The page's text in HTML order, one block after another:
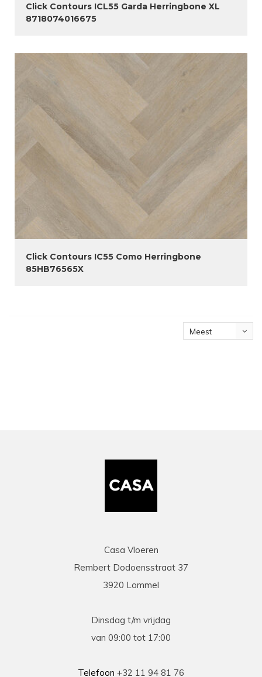
Click Contours ICL55 Garda Herringbone XL
8718074016675
Click Contours IC55 Como Herringbone
85HB76565X
Meest
Casa Vloeren
Rembert Dodoensstraat 37
3920 Lommel
Dinsdag t/m vrijdag
van 09:00 tot 17:00
Telefoon +32 11 94 81 76